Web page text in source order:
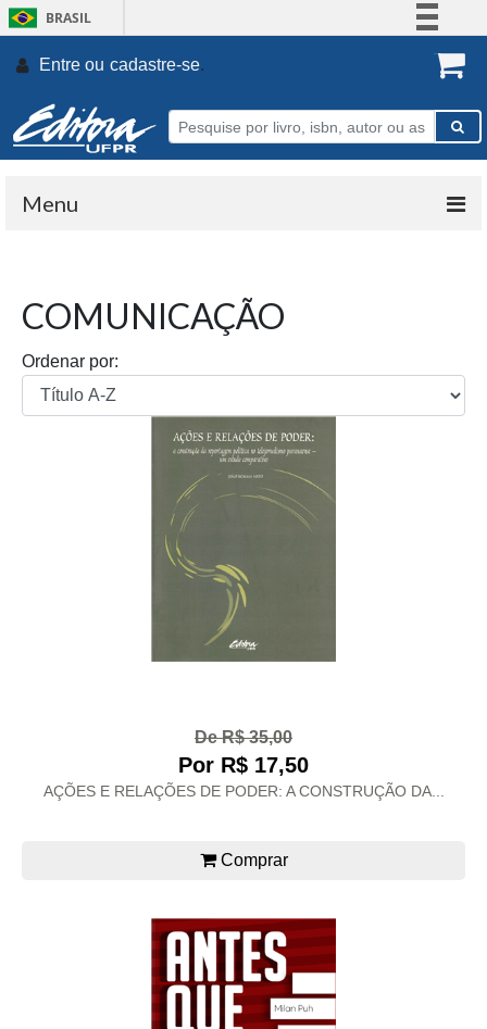
BRASIL
Participe
Entre ou cadastre-se.
Menu
COMUNICAÇÃO
Ordenar por:
De R$ 35,00
Por R$ 17,50
AÇÕES E RELAÇÕES DE PODER: A CONSTRUÇÃO DA...
Comprar